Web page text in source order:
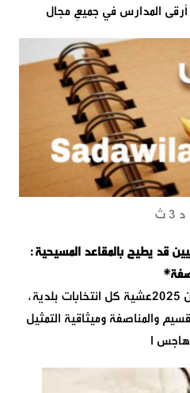
المدارس في جميعِ مجال
قد يطيح بالمقاعد المسيحية:
*رلى إبراهيم*الجمعة 4 نيسان 2025عشية كل انتخابات بلدية،
والمناصفة وميثاقية التمثيل
هاجس ا